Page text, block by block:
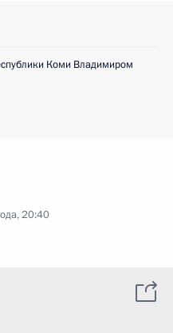
Коми Владимиром
20:40